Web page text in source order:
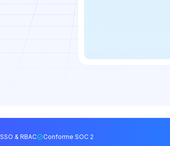
SSO & RBAC Conforme SOC 2